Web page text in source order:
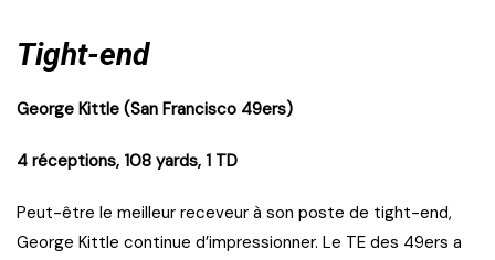
Tight-end
George Kittle (San Francisco 49ers)
4 réceptions, 108 yards, 1 TD
Peut-être le meilleur receveur à son poste de tight-end,
George Kittle continue d’impressionner. Le TE des 49ers a